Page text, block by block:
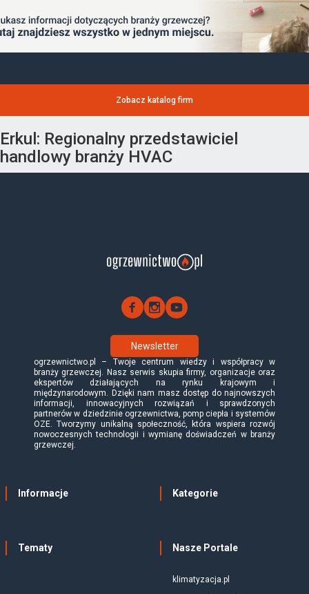
Zobacz katalog firm
Erkul: Regionalny przedstawiciel
handlowy branży HVAC
Newsletter
ogrzewnictwo.pl – Twoje centrum wiedzy i współpracy w
branży grzewczej. Nasz serwis skupia firmy, organizacje oraz
ekspertów działających na rynku krajowym i
międzynarodowym. Dzięki nam masz dostęp do najnowszych
informacji, innowacyjnych rozwiązań i sprawdzonych
partnerów w dziedzinie ogrzewnictwa, pomp ciepła i systemów
OZE. Tworzymy unikalną społeczność, która wspiera rozwój
nowoczesnych technologii i wymianę doświadczeń w branży
grzewczej.
Informacje Kategorie
Tematy Nasze Portale
klimatyzacja.pl